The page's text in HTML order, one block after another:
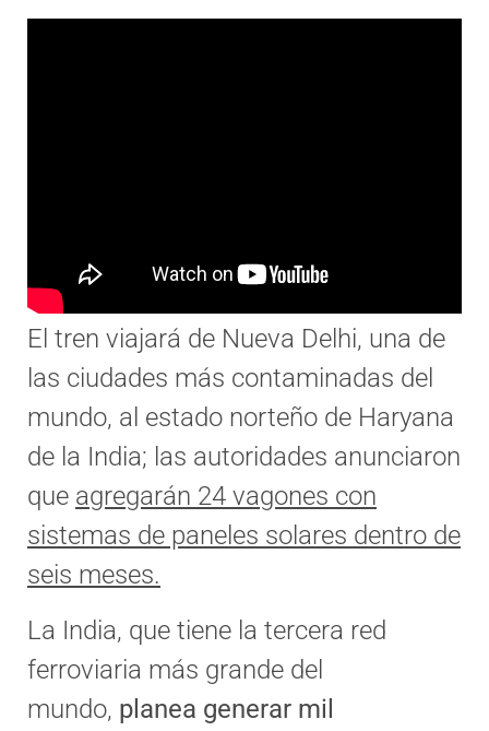
El tren viajará de Nueva Delhi, una de
las ciudades más contaminadas del
mundo, al estado norteño de Haryana
de la India; las autoridades anunciaron
que agregarán 24 vagones con
sistemas de paneles solares dentro de
seis meses.
La India, que tiene la tercera red
ferroviaria más grande del
mundo, planea generar mil